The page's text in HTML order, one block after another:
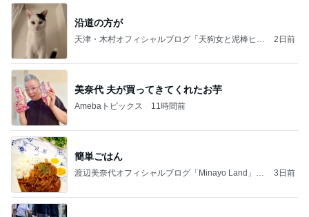
沿道の方が
天津・木村オフィシャルブログ「天狗女と泥棒ヒゲ
2日前
美奈代 夫が買ってきてくれたお芋
Amebaトピックス 11時間前
簡単ごはん
渡辺美奈代オフィシャルブログ「Minayo Land」P
3日前